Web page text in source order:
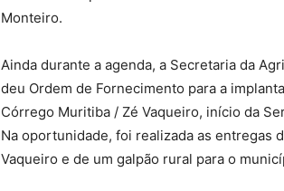
Monteiro.
Ainda durante a agenda, a Secretaria da
deu Ordem de Fornecimento para a
Córrego Muritiba / Zé Vaqueiro, início da
Na oportunidade, foi realizada as entregas
Vaqueiro e de um galpão rural para o